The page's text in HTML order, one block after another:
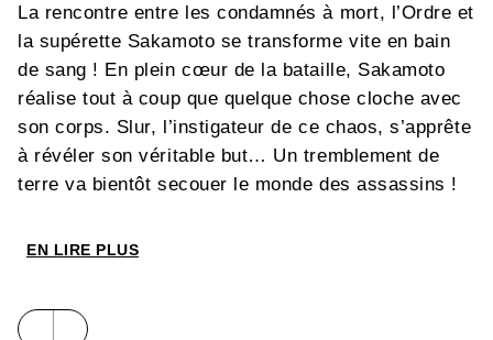
La rencontre entre les condamnés à mort, l’Ordre et
la supérette Sakamoto se transforme vite en bain
de sang ! En plein cœur de la bataille, Sakamoto
réalise tout à coup que quelque chose cloche avec
son corps. Slur, l’instigateur de ce chaos, s’apprête
à révéler son véritable but… Un tremblement de
terre va bientôt secouer le monde des assassins !
EN LIRE PLUS